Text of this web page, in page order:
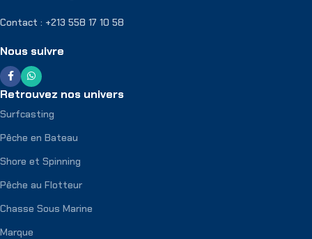
Contact : +213 558 17 10 58
Nous suivre
Retrouvez nos univers
Surfcasting
Pêche en Bateau
Shore et Spinning
Pêche au Flotteur
Chasse Sous Marine
Marque